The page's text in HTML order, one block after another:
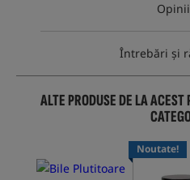
Întrebări și
ALTE PRODUSE DE LA
Noutate!